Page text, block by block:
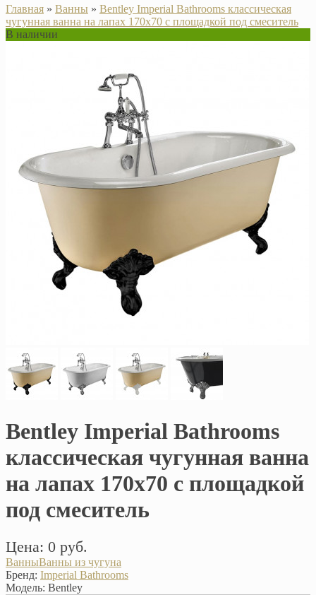
Главная » Ванны » Bentley Imperial Bathrooms классическая
чугунная ванна на лапах 170х70 с площадкой под смеситель
В наличии
Bentley Imperial Bathrooms
классическая чугунная ванна
на лапах 170х70 с площадкой
под смеситель
Цена: 0 руб.
ВанныВанны из чугуна
Бренд: Imperial Bathrooms
Модель: Bentley